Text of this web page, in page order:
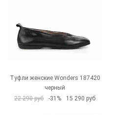
Туфли женские Wonders 187420
черный
22 290 руб
-31% 15 290 руб